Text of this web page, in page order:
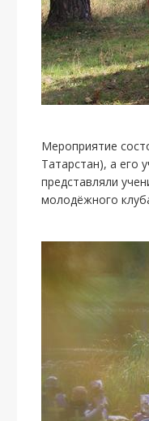
Мероприятие
Татарстан), а его
представляли
молодёжного